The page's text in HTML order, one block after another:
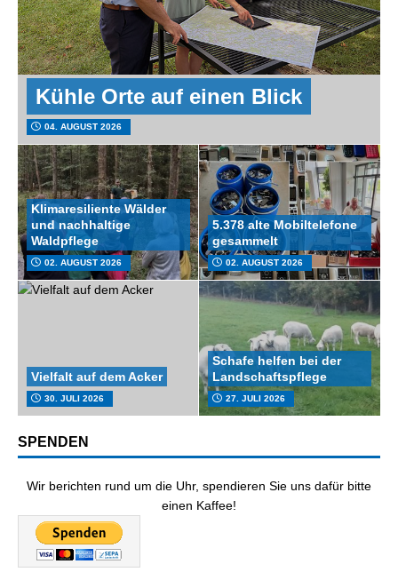
Kühle Orte auf einen Blick
04. AUGUST 2026
Klimaresiliente Wälder
und nachhaltige
Waldpflege
02. AUGUST 2026
5.378 alte Mobiltelefone
gesammelt
02. AUGUST 2026
Vielfalt auf dem Acker
30. JULI 2026
Schafe helfen bei der
Landschaftspflege
27. JULI 2026
SPENDEN
Wir berichten rund um die Uhr, spendieren Sie uns dafür bitte
einen Kaffee!